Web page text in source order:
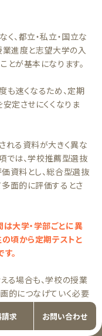
、都立・私立・国立な
業進度と志望大学の入
が基本になります。
も速くなるため、定期
定させにくくなりま
れる資料が大きく異な
では、学校推薦型選抜
資料とし、総合型選抜
面的に評価するとさ
大学・学部ごとに異
頃から定期テストと
。
る場合も、学校の授業
的につなげていく必要
鍵になります。
求 お問い合わせ